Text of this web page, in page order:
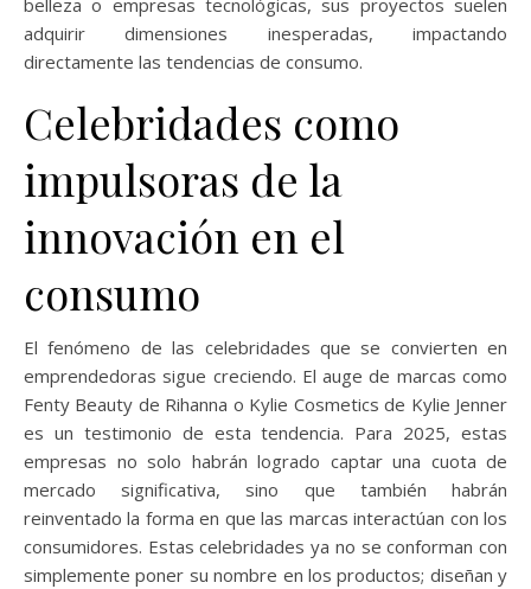
adquirir dimensiones inesperadas, impactando
directamente las tendencias de consumo.
Celebridades como
impulsoras de la
innovación en el
consumo
El fenómeno de las celebridades que se convierten en
emprendedoras sigue creciendo. El auge de marcas como
Fenty Beauty de Rihanna o Kylie Cosmetics de Kylie Jenner
es un testimonio de esta tendencia. Para 2025, estas
empresas no solo habrán logrado captar una cuota de
mercado significativa, sino que también habrán
reinventado la forma en que las marcas interactúan con los
consumidores. Estas celebridades ya no se conforman con
simplemente poner su nombre en los productos; diseñan y